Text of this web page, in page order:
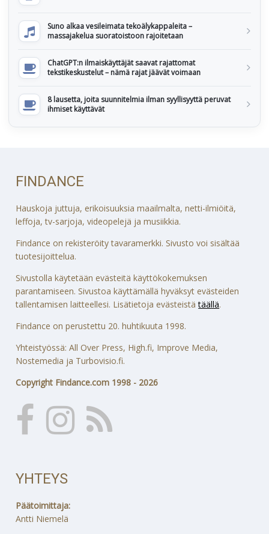
Suno alkaa vesileimata tekoälykappaleita –
massajakelua suoratoistoon rajoitetaan
ChatGPT:n ilmaiskäyttäjät saavat rajattomat
tekstikeskustelut – nämä rajat jäävät voimaan
8 lausetta, joita suunnitelmia ilman syyllisyyttä peruvat
ihmiset käyttävät
FINDANCE
Hauskoja juttuja, erikoisuuksia maailmalta, netti-ilmiöitä,
leffoja, tv-sarjoja, videopelejä ja musiikkia.
Findance on rekisteröity tavaramerkki. Sivusto voi sisältää
tuotesijoittelua.
Sivustolla käytetään evästeitä käyttökokemuksen
parantamiseen. Sivustoa käyttämällä hyväksyt evästeiden
tallentamisen laitteellesi. Lisätietoja evästeistätäällä.
Findance on perustettu 20. huhtikuuta 1998.
Yhteistyössä: All Over Press, High.fi, Improve Media,
Nostemedia ja Turbovisio.fi.
Copyright Findance.com 1998 - 2026
YHTEYS
Päätoimittaja:
Antti Niemelä